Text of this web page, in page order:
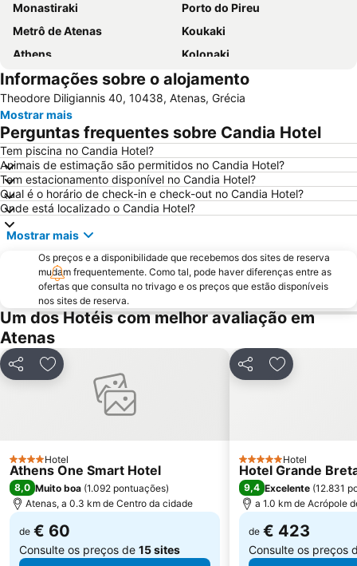
Monastiraki
Porto do Pireu
Metrô de Atenas
Koukaki
Athens
Kolonaki
Parthenon
Lavrio Port
Psirri
Kallithea
Megaron - Athens International Conference Centre
Christmas at Syntagma Square
War Museum
Vouliagmeni Beach
Praia Astir
Odeon de Herodes Ático
Areios Pagos
Templo de Zeus Olímpico
Omonia
Avlaki
Eretria
OAKA Olympic Stadium
Rafina Port
Pedion Areos
Passeio por Atenas
Museu da Acrópole
Neo Iraklio Attikis
Peiraiki
Temple of Rome and Augustus
Square of Kolonaki
Egaleo
Agia Paraskevi
Metropolitan EXPO
Museu Nacional de Arqueologia
Aeolou street
Ermou
Athens University
Platia Mitropoleos
Merlin de Douai Mansion The Embassy of France
Informações sobre o alojamento
Theodore Diligiannis 40, 10438, Atenas, Grécia
Mostrar mais
Perguntas frequentes sobre Candia Hotel
Tem piscina no Candia Hotel?
Animais de estimação são permitidos no Candia Hotel?
Tem estacionamento disponível no Candia Hotel?
Qual é o horário de check-in e check-out no Candia Hotel?
Onde está localizado o Candia Hotel?
Mostrar mais
Os preços e a disponibilidade que recebemos dos sites de reserva
mudam frequentemente. Como tal, pode haver diferenças entre as
ofertas que consulta no trivago e os preços que estão disponíveis
nos sites de reserva.
Um dos Hotéis com melhor avaliação em
Atenas
PartilharAdicionar aos favoritos
4 Estrelas
Hotel
Athens One Smart Hotel
8,0 Muito boa (1.092 pontuações)
Atenas, a 0.3 km de Centro da cidade
de € 60
Consulte os preços de 15 sites
PartilharAdicionar
5 EstrelasHotel
Hotel Grande
9,4 Excelente (12.831
a 1.0 km de Acrópole
de € 423
Consulte os preços